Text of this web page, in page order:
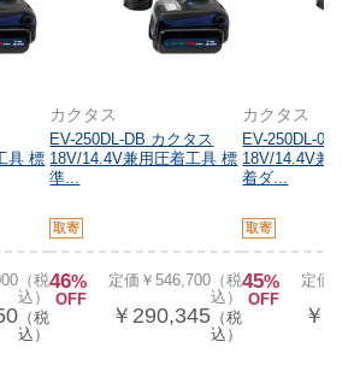
具 標
（税
込）
（税
込）
カクタス
EV-250DL-DB カクタス
18V/14.4V兼用圧着工具 標
準...
取寄
46%
OFF
定価￥546,700（税
込）
￥290,345 （税
込）
カクタス
EV-250DL-0 カ
18V/14.4V兼用
着ダ...
取寄
45%
OFF
定価￥
￥